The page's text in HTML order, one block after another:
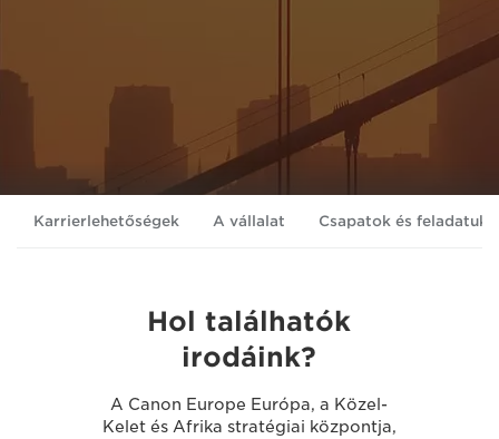
Karrierlehetőségek A vállalat Csapatok és feladatuk
Hol találhatók
irodáink?
A Canon Europe Európa, a Közel-
Kelet és Afrika stratégiai központja,